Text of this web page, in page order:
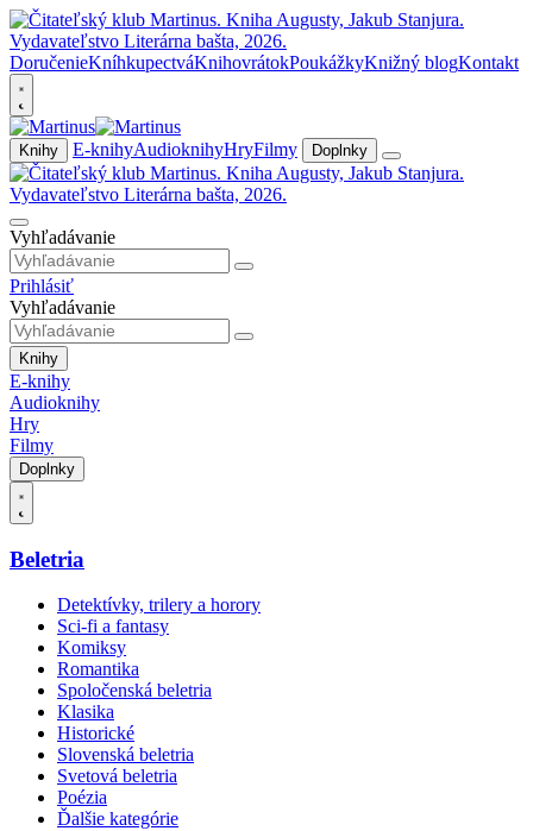
DoručenieKníhkupectváKnihovrátokPoukážkyKnižný blogKontakt
Knihy E-knihyAudioknihyHryFilmy Doplnky
Vyhľadávanie
Prihlásiť
Vyhľadávanie
Knihy
E-knihy
Audioknihy
Hry
Filmy
Doplnky
Beletria
Detektívky, trilery a horory
Sci-fi a fantasy
Komiksy
Romantika
Spoločenská beletria
Klasika
Historické
Slovenská beletria
Svetová beletria
Poézia
Ďalšie kategórie